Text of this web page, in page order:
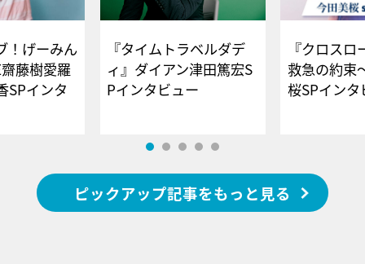
！げーみん
藤樹愛羅
SPインタ
『タイムトラベルダデ
ィ』ダイアン津田篤宏S
Pインタビュー
『クロス
救急の約束
桜SPイ
ピックアップ記事をもっと見る